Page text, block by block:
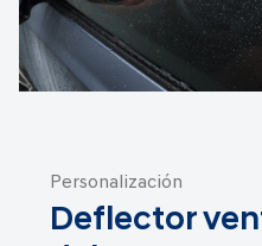
Personalización
Deflector
comienzo